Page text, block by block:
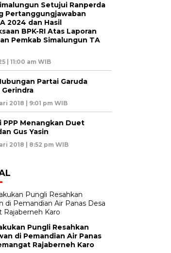
Setujui Ranperda
Pertanggungjawaban
2024 dan Hasil
BPK-RI Atas Laporan
Pemkab Simalungun TA
| 11:00 am WIB
Partai Garuda
2018 | 9:01 pm WIB
PPP Menangkan Duet
Gus Yasin
2018 | 8:52 pm WIB
Pungli Resahkan
di Pemandian Air Panas
Rajaberneh Karo